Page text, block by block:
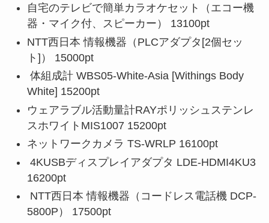
自宅のテレビで簡単カラオケセット（エコー機
器・マイク付、スピーカー） 13100pt
NTT西日本 情報機器（PLCアダプタ[2個セッ
ト]） 15000pt
体組成計 WBS05-White-Asia [Withings Body
White] 15200pt
ウェアラブル活動量計RAYポリッシュステンレ
スホワイトMIS1007 15200pt
ネットワークカメラ TS-WRLP 16100pt
4KUSBディスプレイアダプタ LDE-HDMI4KU3
16200pt
NTT西日本 情報機器（コードレス電話機 DCP-
5800P） 17500pt